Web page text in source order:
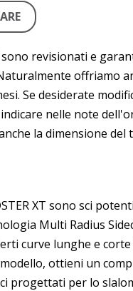
revisionati e
offriamo
Se desiderate
nelle note
la dimensione del
XT sono sci
Multi Radius
curve lunghe e
ottieni un
progettati per lo